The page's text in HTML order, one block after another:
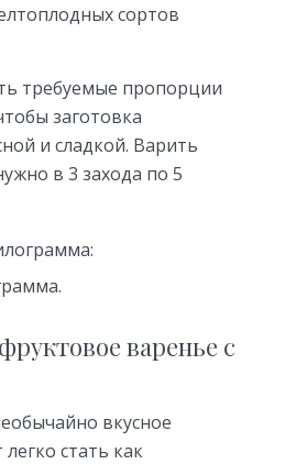
сортов
требуемые пропорции
заготовка
и сладкой. Варить
в 3 захода по 5
варенье с
вкусное
стать как